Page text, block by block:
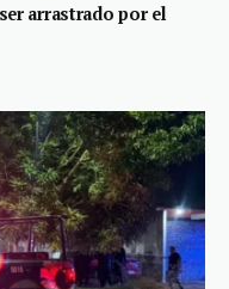
arrastrado por el